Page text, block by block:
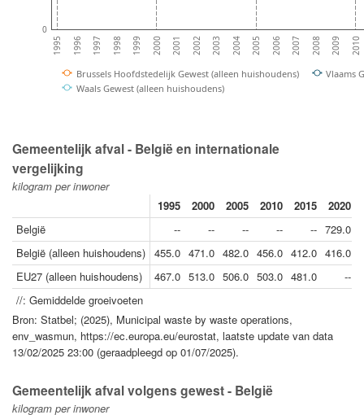
1995 1996 1997 1998 1999 2000 2001 2002 2003 2004 2005 2006 2007 2008 2009 2010
0
Brussels Hoofdstedelijk Gewest (alleen huishoudens)
Vlaams
Waals Gewest (alleen huishoudens)
Gemeentelijk afval - België en internationale
vergelijking
kilogram per inwoner
1995
2000 2005 2010 2015 2020
België
-- -- -- -- -- 729.0
België (alleen huishoudens) 455.0 471.0 482.0 456.0 412.0 416.0
EU27 (alleen huishoudens)
467.0 513.0 506.0 503.0 481.0
--
//: Gemiddelde groeivoeten
Bron: Statbel; (2025), Municipal waste by waste operations,
env_wasmun, https://ec.europa.eu/eurostat, laatste update van data
13/02/2025 23:00 (geraadpleegd op 01/07/2025).
Gemeentelijk afval volgens gewest - België
kilogram per inwoner